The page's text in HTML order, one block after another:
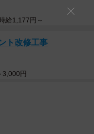
給1,177円～
ト改修工事
円